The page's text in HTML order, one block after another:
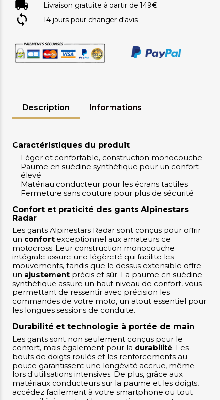
Livraison gratuite à partir de 149€
14 jours pour changer d'avis
Description Informations
Caractéristiques du produit
Léger et confortable, construction monocouche
Paume en suédine synthétique pour un confort
élevé
Matériau conducteur pour les écrans tactiles
Fermeture sans couture pour plus de sécurité
Confort et praticité des gants Alpinestars
Radar
Les gants Alpinestars Radar sont conçus pour offrir
un confort exceptionnel aux amateurs de
motocross. Leur construction monocouche
intégrale assure une légèreté qui facilite les
mouvements, tandis que le dessus extensible offre
un ajustement précis et sûr. La paume en suédine
synthétique assure un haut niveau de confort, vous
permettant de ressentir avec précision les
commandes de votre moto, un atout essentiel pour
les longues sessions de conduite.
Durabilité et technologie à portée de main
Les gants sont non seulement conçus pour le
confort, mais également pour la durabilité. Les
bouts de doigts roulés et les renforcements au
pouce garantissent une longévité accrue, même
lors d'utilisations intensives. De plus, grâce aux
matériaux conducteurs sur la paume et les doigts,
accédez facilement à votre smartphone ou tout